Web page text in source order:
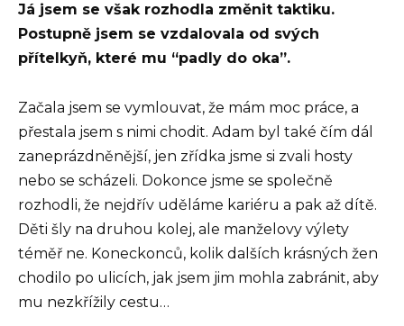
Já jsem se však rozhodla změnit taktiku.
Postupně jsem se vzdalovala od svých
přítelkyň, které mu “padly do oka”.
Začala jsem se vymlouvat, že mám moc práce, a
přestala jsem s nimi chodit. Adam byl také čím dál
zaneprázdněnější, jen zřídka jsme si zvali hosty
nebo se scházeli. Dokonce jsme se společně
rozhodli, že nejdřív uděláme kariéru a pak až dítě.
Děti šly na druhou kolej, ale manželovy výlety
téměř ne. Koneckonců, kolik dalších krásných žen
chodilo po ulicích, jak jsem jim mohla zabránit, aby
mu nezkřížily cestu…